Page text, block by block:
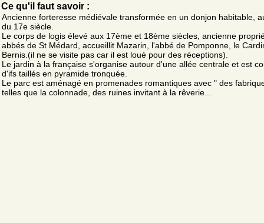
Ce qu'il faut savoir :
Ancienne forteresse médiévale transformée en un donjon habitable,
du 17e siècle.
Le corps de logis élevé aux 17ème et 18ème siècles, ancienne
abbés de St Médard, accueillit Mazarin, l'abbé de Pomponne, le
Bernis.(il ne se visite pas car il est loué pour des réceptions).
Le jardin à la française s'organise autour d'une allée centrale et est
d'ifs taillés en pyramide tronquée.
Le parc est aménagé en promenades romantiques avec " des
telles que la colonnade, des ruines invitant à la rêverie...